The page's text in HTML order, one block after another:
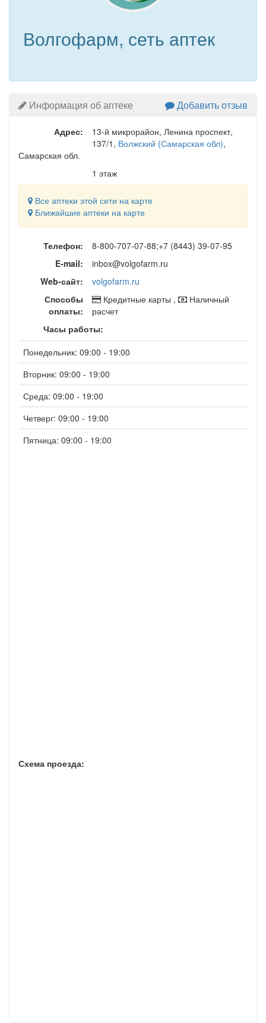
Волгофарм, сеть аптек
Информация об аптеке Добавить отзыв
Адрес:
13-й микрорайон, Ленина проспект,
137/1 , Волжский (Самарская обл),
Самарская обл.
1 этаж
Все аптеки этой сети на карте
Ближайшие аптеки на карте
Телефон:
8-800-707-07-88;+7 (8443) 39-07-95
E-mail:
inbox@volgofarm.ru
Web-сайт:
volgofarm.ru
Способы
оплаты:
Кредитные карты ,
Наличный
расчет
Часы работы:
Понедельник: 09:00 - 19:00
Вторник: 09:00 - 19:00
Среда: 09:00 - 19:00
Четверг: 09:00 - 19:00
Пятница: 09:00 - 19:00
Схема проезда: